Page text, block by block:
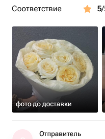
Соответствие
5
фото до доставки
Отправитель